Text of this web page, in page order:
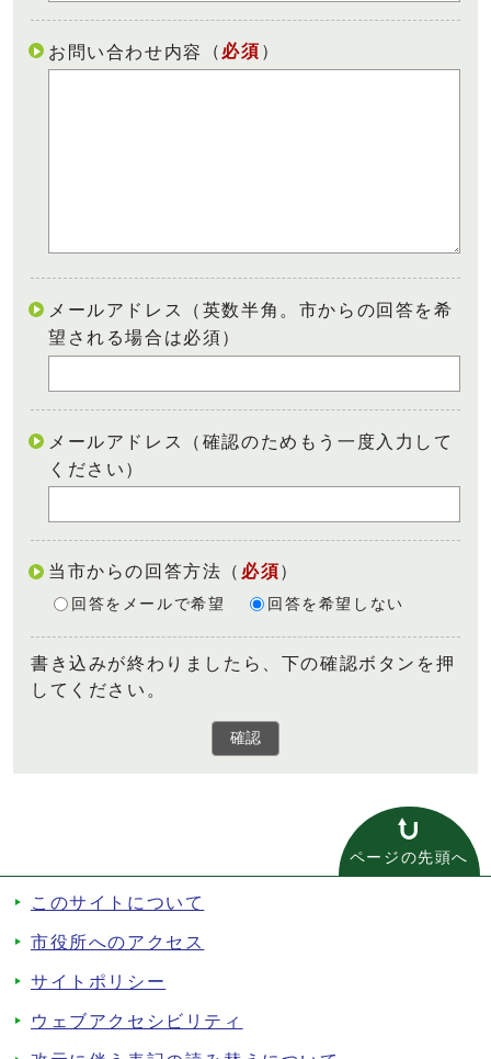
お問い合わせ内容 （ 必須 ）
メールアドレス（英数半角。市からの回答を希
望される場合は必須）
メールアドレス（確認のためもう一度入力して
ください）
当市からの回答方法 （ 必須）
回答をメールで希望 回答を希望しない
書き込みが終わりましたら、下の確認ボタンを押
してください。
確認
ページの先頭へ
このサイトについて
市役所へのアクセス
サイトポリシー
ウェブアクセシビリティ